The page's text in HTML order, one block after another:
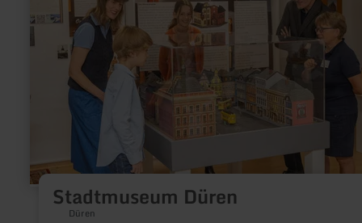
Stadtmuseum Düren
Düren